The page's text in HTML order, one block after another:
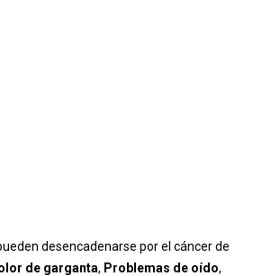
desencadenarse por el cáncer de
de garganta, Problemas de oído,